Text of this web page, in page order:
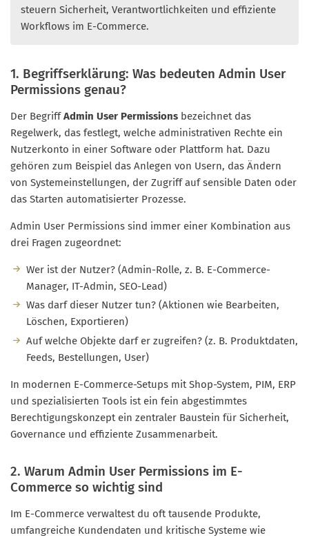
steuern Sicherheit, Verantwortlichkeiten und effiziente
Workflows im E-Commerce.
1. Begriffserklärung: Was bedeuten Admin User
Permissions genau?
Der BegriffAdmin User Permissions bezeichnet das
Regelwerk, das festlegt, welche administrativen Rechte ein
Nutzerkonto in einer Software oder Plattform hat. Dazu
gehören zum Beispiel das Anlegen von Usern, das Ändern
von Systemeinstellungen, der Zugriff auf sensible Daten oder
das Starten automatisierter Prozesse.
Admin User Permissions sind immer einer Kombination aus
drei Fragen zugeordnet:
Wer ist der Nutzer? (Admin-Rolle, z. B. E-Commerce-
Manager, IT-Admin, SEO-Lead)
Was darf dieser Nutzer tun? (Aktionen wie Bearbeiten,
Löschen, Exportieren)
Auf welche Objekte darf er zugreifen? (z. B. Produktdaten,
Feeds, Bestellungen, User)
In modernen E-Commerce-Setups mit Shop-System, PIM, ERP
und spezialisierten Tools ist ein fein abgestimmtes
Berechtigungskonzept ein zentraler Baustein für Sicherheit,
Governance und effiziente Zusammenarbeit.
2. Warum Admin User Permissions im E-
Commerce so wichtig sind
Im E-Commerce verwaltest du oft tausende Produkte,
umfangreiche Kundendaten und kritische Systeme wie